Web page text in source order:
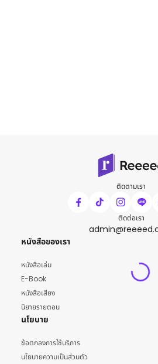
ติดตามเรา
ติดต่อเรา
หนังสือของเรา
หนังสือเล่ม
E-Book
หนังสือเสียง
นิยายรายตอน
นโยบาย
ข้อตกลงการใช้บริการ
นโยบายความเป็นส่วนตัว